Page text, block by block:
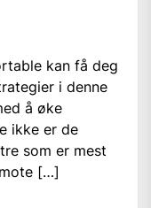
kan få deg
i denne
å øke
ikke er de
som er mest
[…]